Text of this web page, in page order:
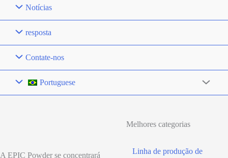
Notícias
resposta
Contate-nos
Portuguese
A EPIC Powder se concentrará
Melhores categorias
Linha de produção de